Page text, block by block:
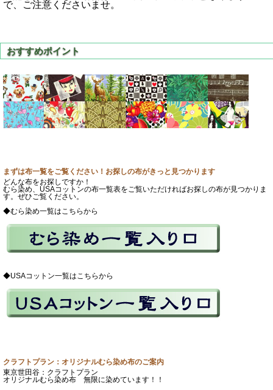
で、ご注意くださいませ。
まずは布一覧をご覧ください！お探しの布がきっと見つかります
どんな布をお探しですか！
むら染め、USAコットンの布一覧表をご覧いただければお探しの布が見つかりま
す。ぜひご覧ください。
◆むら染め一覧はこちらから
◆USAコットン一覧はこちらから
クラフトプラン：オリジナルむら染め布のご案内
東京世田谷：クラフトプラン
オリジナルむら染め布 無限に染めています！！